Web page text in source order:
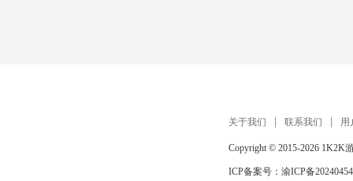
关于我们 联系我们 用
Copyright © 2015-2026 1K2K
ICP备案号： 渝ICP备